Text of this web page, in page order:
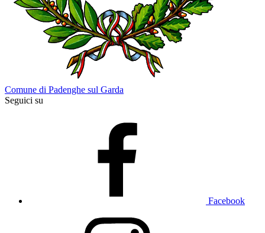
Comune di Padenghe sul Garda
Seguici su
Facebook